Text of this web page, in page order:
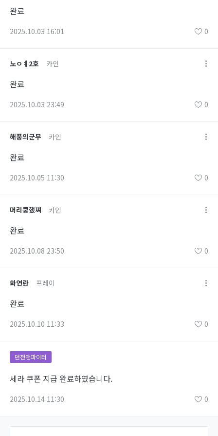
완료
2025.10.03 16:01 0
노ㅇㅖ2호 카인
완료
2025.10.03 23:49 0
해풍의군무 카인
완료
2025.10.05 11:30 0
머리쿵했쪄 카인
완료
2025.10.08 23:50 0
화연란 프레이
완료
2025.10.10 11:33 0
던전앤파이터
세라 쿠폰 지급 완료하였습니다.
2025.10.14 11:30 0